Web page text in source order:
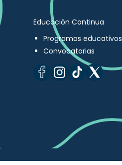
Educación Continua
Programas educativos
Convocatorias